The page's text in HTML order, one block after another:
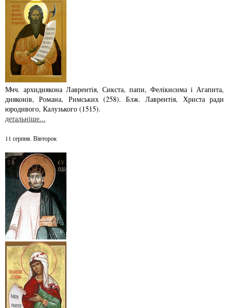
Мчч. архидиякона Лаврентiя, Сикста, папи, Фелiкисима i Агапита,
дияконiв, Ро­­мана, Римських (258). Блж. Лаврентiя, Христа ради
юродивого, Калузького (1515).
детальніше...
11 серпня. Вівторок